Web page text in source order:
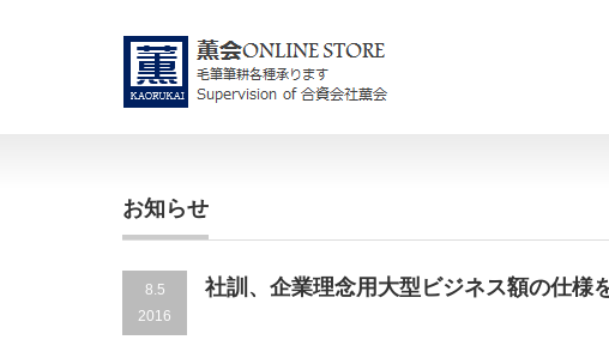
お知らせ
8.5
2016
社訓、企業理念用大型ビジネス額の仕様